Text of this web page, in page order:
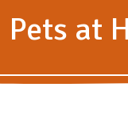
Pets at